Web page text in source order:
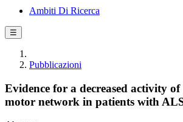
Ambiti Di Ricerca
☰
Pubblicazioni
Evidence for a decreased activity of
motor network in patients with